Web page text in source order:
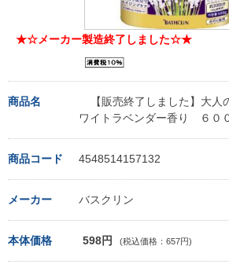
★☆メーカー製造終了しました☆★
商品名
【販売終了しました】大
ワイトラベンダー香り ６０
商品コード 4548514157132
メーカー バスクリン
本体価格 598円 (税込価格：657円)